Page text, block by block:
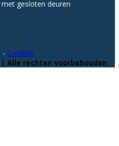
gesloten deuren
- Cookies
Alle rechten voorbehouden